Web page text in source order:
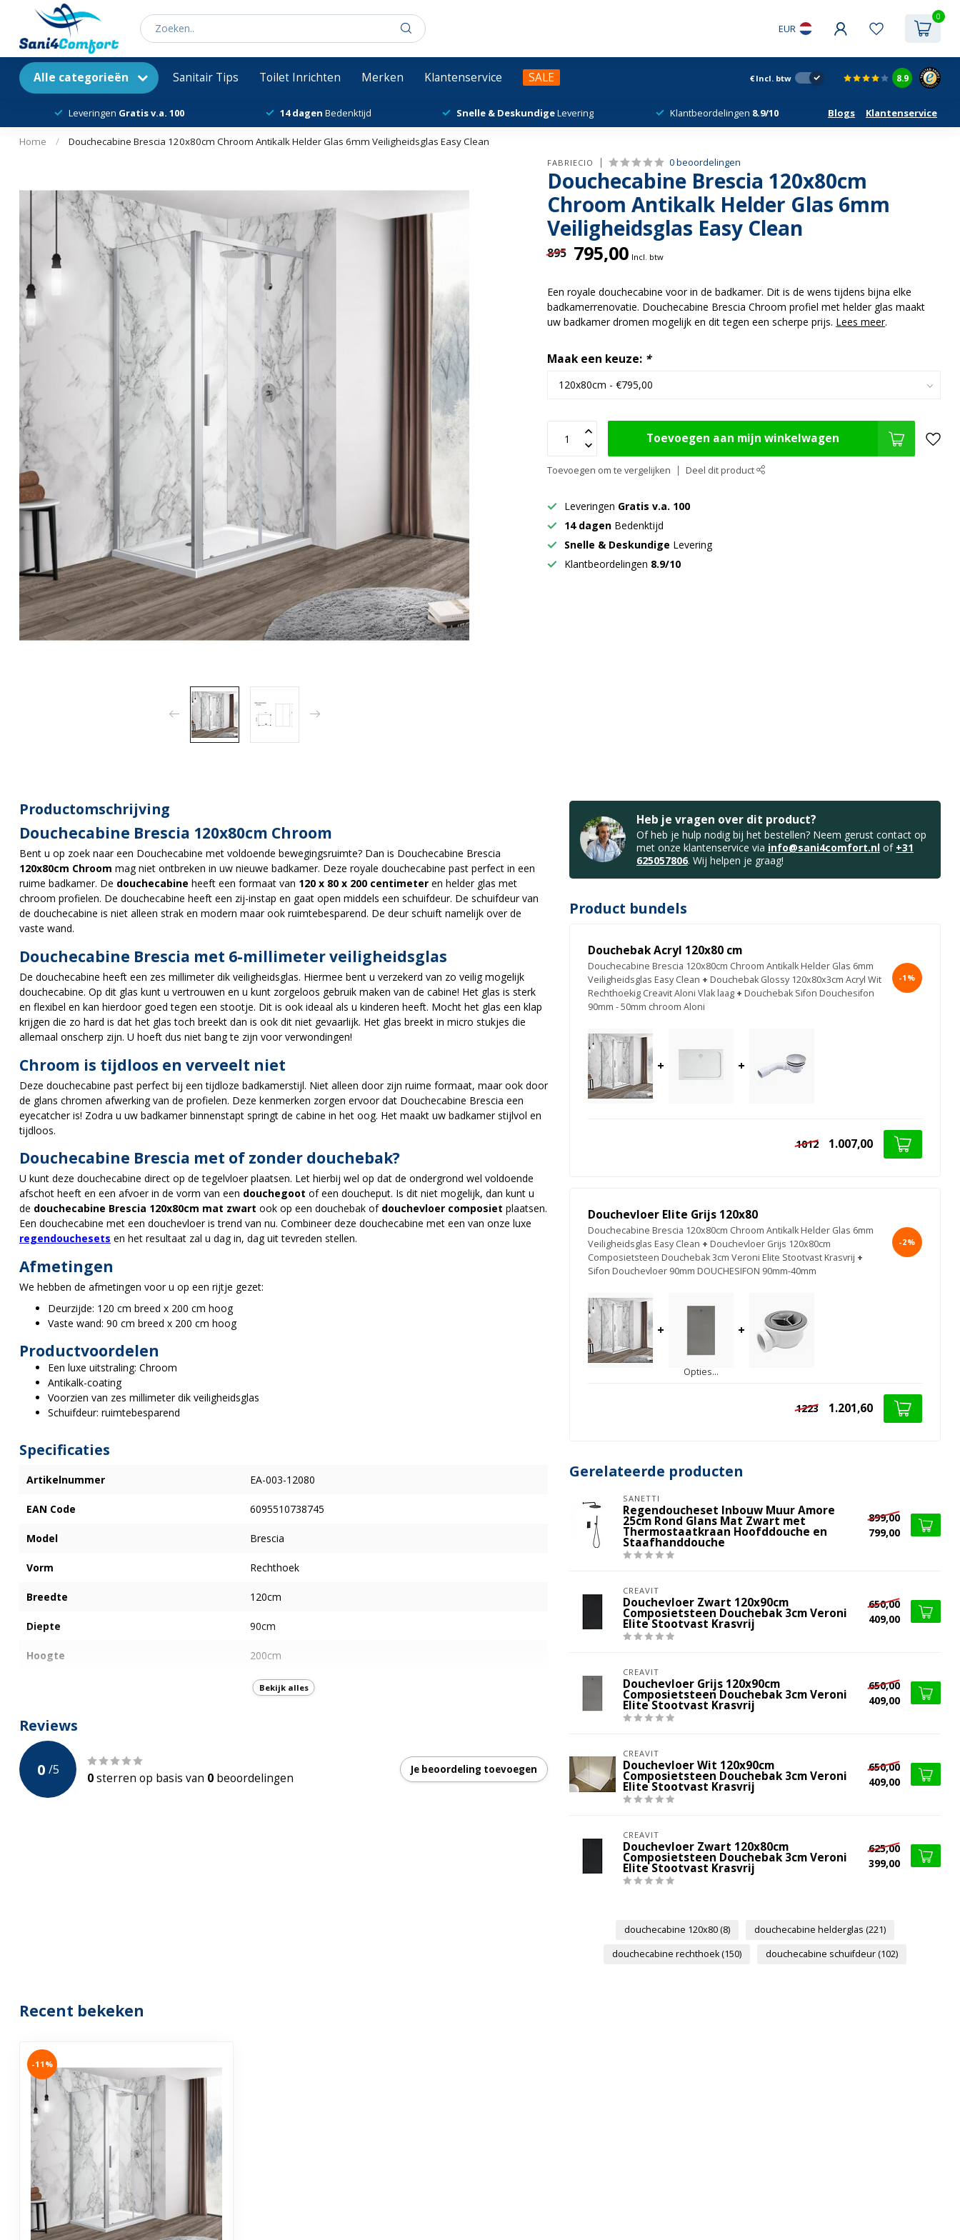
EUR
0
Alle categorieën Sanitair Tips Toilet Inrichten Merken Klantenservice SALE € Incl. btw 8.9
Leveringen Gratis v.a. 100 14 dagen Bedenktijd Snelle & DeskundigeLevering Klantbeordelingen 8.9/10 Blogs Klantenservice
Home / Douchecabine Brescia 120x80cm Chroom Antikalk Helder Glas 6mm Veiligheidsglas Easy Clean
FABRIECIO 0 beoordelingen
Douchecabine Brescia 120x80cm
Chroom Antikalk Helder Glas 6mm
Veiligheidsglas Easy Clean
895 795,00 Incl. btw
Een royale douchecabine voor in de badkamer. Dit is de wens tijdens bijna elke
badkamerrenovatie. Douchecabine Brescia Chroom profiel met helder glas maakt
uw badkamer dromen mogelijk en dit tegen een scherpe prijs. Lees meer.
Maak een keuze: *
Toevoegen aan mijn winkelwagen
Toevoegen om te vergelijken Deel dit product
Leveringen Gratis v.a. 100
14 dagen Bedenktijd
Snelle & Deskundige Levering
Klantbeordelingen 8.9/10
Productomschrijving
Douchecabine Brescia 120x80cm Chroom
Bent u op zoek naar een Douchecabine met voldoende bewegingsruimte? Dan is Douchecabine Brescia
120x80cm Chroom mag niet ontbreken in uw nieuwe badkamer. Deze royale douchecabine past perfect in een
ruime badkamer. De douchecabine heeft een formaat van 120 x 80 x 200 centimeter en helder glas met
chroom profielen. De douchecabine heeft een zij-instap en gaat open middels een schuifdeur. De schuifdeur van
de douchecabine is niet alleen strak en modern maar ook ruimtebesparend. De deur schuift namelijk over de
vaste wand.
Douchecabine Brescia met 6-millimeter veiligheidsglas
De douchecabine heeft een zes millimeter dik veiligheidsglas. Hiermee bent u verzekerd van zo veilig mogelijk
douchecabine. Op dit glas kunt u vertrouwen en u kunt zorgeloos gebruik maken van de cabine! Het glas is sterk
en flexibel en kan hierdoor goed tegen een stootje. Dit is ook ideaal als u kinderen heeft. Mocht het glas een klap
krijgen die zo hard is dat het glas toch breekt dan is ook dit niet gevaarlijk. Het glas breekt in micro stukjes die
allemaal onscherp zijn. U hoeft dus niet bang te zijn voor verwondingen!
Chroom is tijdloos en verveelt niet
Deze douchecabine past perfect bij een tijdloze badkamerstijl. Niet alleen door zijn ruime formaat, maar ook door
de glans chromen afwerking van de profielen. Deze kenmerken zorgen ervoor dat Douchecabine Brescia een
eyecatcher is! Zodra u uw badkamer binnenstapt springt de cabine in het oog. Het maakt uw badkamer stijlvol en
tijdloos.
Douchecabine Brescia met of zonder douchebak?
U kunt deze douchecabine direct op de tegelvloer plaatsen. Let hierbij wel op dat de ondergrond wel voldoende
afschot heeft en een afvoer in de vorm van een douchegoot of een doucheput. Is dit niet mogelijk, dan kunt u
de douchecabine Brescia 120x80cm mat zwart ook op een douchebak of douchevloer composiet plaatsen.
Een douchecabine met een douchevloer is trend van nu. Combineer deze douchecabine met een van onze luxe
regendouchesets en het resultaat zal u dag in, dag uit tevreden stellen.
Afmetingen
We hebben de afmetingen voor u op een rijtje gezet:
Deurzijde: 120 cm breed x 200 cm hoog
Vaste wand: 90 cm breed x 200 cm hoog
Productvoordelen
Een luxe uitstraling: Chroom
Antikalk-coating
Voorzien van zes millimeter dik veiligheidsglas
Schuifdeur: ruimtebesparend
Specificaties
Artikelnummer EA-003-12080
EAN Code 6095510738745
Model Brescia
Vorm Rechthoek
Breedte 120cm
Diepte 90cm
Hoogte 200cm
Schuifdeur
Openingswijze deur
Afwerking Glas Helder Glas
Dikte glas
Bekijk alles
Reviews
0 /5
0sterren op basis van 0 beoordelingen
Je beoordeling toevoegen
Heb je vragen over dit product?
Of heb je hulp nodig bij het bestellen? Neem gerust contact op
met onze klantenservice via info@sani4comfort.nl of +31
625057806. Wij helpen je graag!
Product bundels
Douchebak Acryl 120x80 cm
Douchecabine Brescia 120x80cm Chroom Antikalk Helder Glas 6mm
Veiligheidsglas Easy Clean + Douchebak Glossy 120x80x3cm Acryl Wit
Rechthoekig Creavit Aloni Vlak laag + Douchebak Sifon Douchesifon
90mm - 50mm chroom Aloni
-1%
+ +
1012 1.007,00
Douchevloer Elite Grijs 120x80
Douchecabine Brescia 120x80cm Chroom Antikalk Helder Glas 6mm
Veiligheidsglas Easy Clean + Douchevloer Grijs 120x80cm
Composietsteen Douchebak 3cm Veroni Elite Stootvast Krasvrij +
Sifon Douchevloer 90mm DOUCHESIFON 90mm-40mm
-2%
+
Opties...
+
1223 1.201,60
Gerelateerde producten
SANETTI
Regendoucheset Inbouw Muur Amore
25cm Rond Glans Mat Zwart met
Thermostaatkraan Hoofddouche en
Staafhanddouche
899,00
799,00
CREAVIT
Douchevloer Zwart 120x90cm
Composietsteen Douchebak 3cm Veroni
Elite Stootvast Krasvrij
650,00
409,00
CREAVIT
Douchevloer Grijs 120x90cm
Composietsteen Douchebak 3cm Veroni
Elite Stootvast Krasvrij
650,00
409,00
CREAVIT
Douchevloer Wit 120x90cm
Composietsteen Douchebak 3cm Veroni
Elite Stootvast Krasvrij
650,00
409,00
CREAVIT
Douchevloer Zwart 120x80cm
Composietsteen Douchebak 3cm Veroni
Elite Stootvast Krasvrij
625,00
399,00
douchecabine 120x80(8) douchecabine helderglas (221)
douchecabine rechthoek(150) douchecabine schuifdeur(102)
Recent bekeken
-11%